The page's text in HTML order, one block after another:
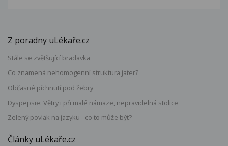
Z poradny uLékaře.cz
Stále se zvětšující bradavka
Co znamená nehomogenní struktura jater?
Občasné píchnutí pod žebry
Dyspepsie: Větry i při malé námaze, nepravidelná stolice
Zelený povlak na jazyku - co to může být?
Články uLékaře.cz